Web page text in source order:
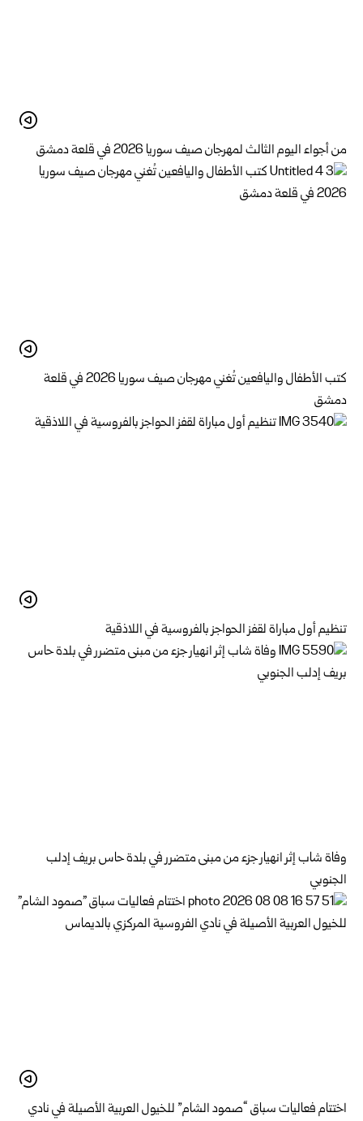
من أجواء اليوم الثالث لمهرجان صيف سوريا 2026 في قلعة دمشق
كتب الأطفال واليافعين تُغني مهرجان صيف سوريا 2026 في قلعة
دمشق
تنظيم أول مباراة لقفز الحواجز بالفروسية في اللاذقية
وفاة شاب إثر انهيار جزء من مبنى متضرر في بلدة حاس بريف إدلب
الجنوبي
اختتام فعاليات سباق “صمود الشام” للخيول العربية الأصيلة في نادي